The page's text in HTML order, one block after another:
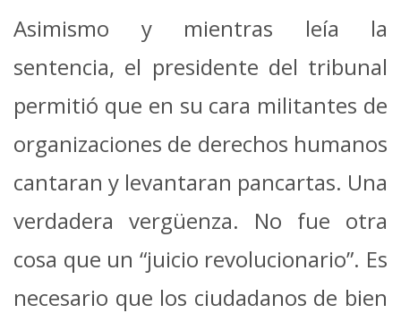
Asimismo y mientras leía la
sentencia, el presidente del tribunal
permitió que en su cara militantes de
organizaciones de derechos humanos
cantaran y levantaran pancartas. Una
verdadera vergüenza. No fue otra
cosa que un “juicio revolucionario”. Es
necesario que los ciudadanos de bien